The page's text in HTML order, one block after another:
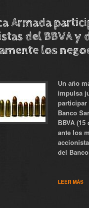
Armada
del BBVA
los
Un año
impulsa
participar
Banco
BBVA
ante los
del
LEER MÁS